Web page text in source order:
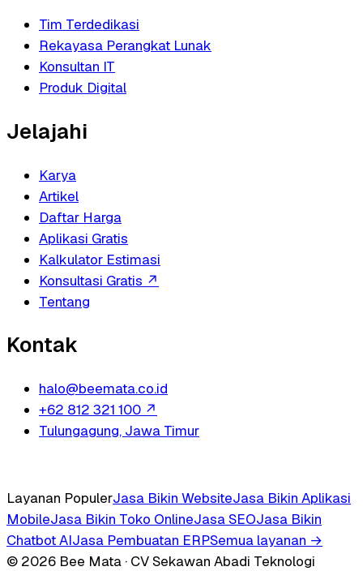
Tim Terdedikasi
Rekayasa Perangkat Lunak
Konsultan IT
Produk Digital
Jelajahi
Karya
Artikel
Daftar Harga
Aplikasi Gratis
Kalkulator Estimasi
Konsultasi Gratis ↗
Tentang
Kontak
halo@beemata.co.id
+62 812 321 100 ↗
Tulungagung, Jawa Timur
Layanan PopulerJasa Bikin WebsiteJasa Bikin Aplikasi
MobileJasa Bikin Toko OnlineJasa SEOJasa Bikin
Chatbot AIJasa Pembuatan ERPSemua layanan →
© 2026 Bee Mata · CV Sekawan Abadi Teknologi